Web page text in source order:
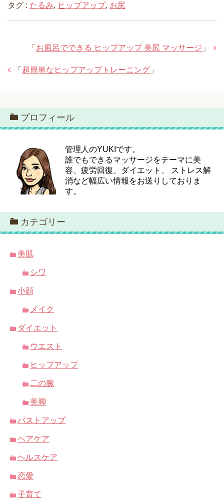
タグ : たるみ, ヒップアップ, お尻
「 お風呂でできる ヒップアップ 美尻 マッサージ 」
「 超簡単なヒップアップトレーニング 」
プロフィール
管理人のYUKIです。
誰でもできるマッサージをテーマに美
容、疲労回復、ダイエット、 ストレス解
消など幅広い情報をお送りしておりま
す。
カテゴリー
美肌
シワ
小顔
メイク
ダイエット
ウエスト
ヒップアップ
二の腕
美脚
バストアップ
ヘアケア
ヘルスケア
恋愛
子育て